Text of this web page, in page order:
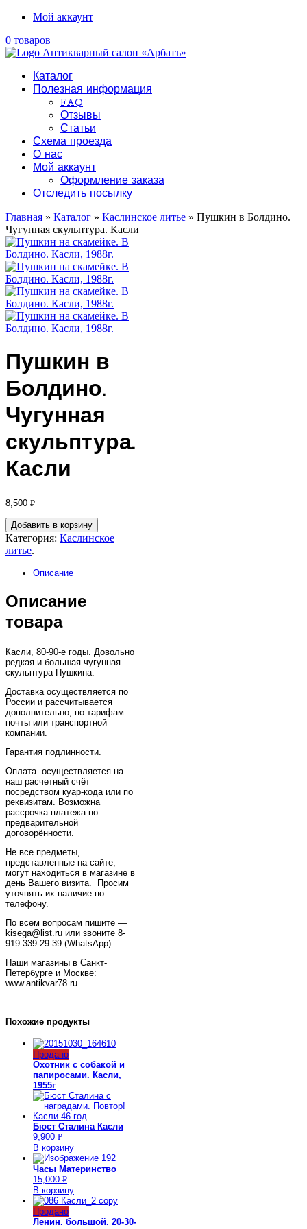
Мой аккаунт
0 товаров
Каталог
Полезная информация
FAQ
Отзывы
Статьи
Схема проезда
О нас
Мой аккаунт
Оформление заказа
Отследить посылку
Главная » Каталог » Каслинское литье » Пушкин в Болдино.
Чугунная скульптура. Касли
Пушкин в
Болдино.
Чугунная
скульптура.
Касли
8,500 Р
Добавить в корзину
Категория: Каслинское
литье.
Описание
Описание
товара
Касли, 80-90-е годы. Довольно
редкая и большая чугунная
скульптура Пушкина.
Доставка осуществляется по
России и рассчитывается
дополнительно, по тарифам
почты или транспортной
компании.
Гарантия подлинности.
Оплата осуществляется на
наш расчетный счёт
посредством куар-кода или по
реквизитам. Возможна
рассрочка платежа по
предварительной
договорённости.
Не все предметы,
представленные на сайте,
могут находиться в магазине в
день Вашего визита. Просим
уточнять их наличие по
телефону.
По всем вопросам пишите —
kisega@list.ru или звоните 8-
919-339-29-39 (WhatsApp)
Наши магазины в Санкт-
Петербурге и Москве:
www.antikvar78.ru
Похожие продукты
Продано
Охотник с собакой и
папиросами. Касли,
1955г
Бюст Сталина Касли
9,900 Р
УБ.
В корзину
Часы Материнство
15,000 Р
УБ.
В корзину
Продано
Ленин. большой. 20-30-